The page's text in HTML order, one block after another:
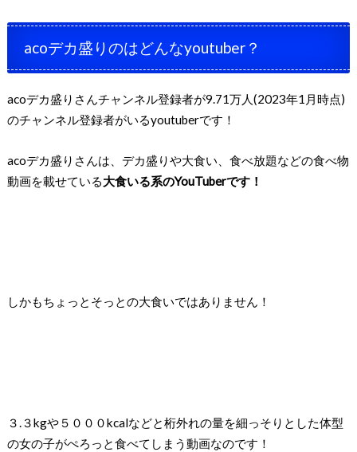
acoデカ盛りのはどんなyoutuber？
acoデカ盛りさんチャンネル登録者が9.71万人(2023年1月時点)
のチャンネル登録者がいるyoutuberです！
acoデカ盛りさんは、デカ盛りや大食い、食べ放題などの食べ物
動画を載せている大食いる系のYouTuberです！
しかもちょっとそっとの大食いではありません！
３.３kgや５０００kcalなどと桁外れの量を細っそりとした体型
の女の子がぺろっと食べてしまう動画なのです！